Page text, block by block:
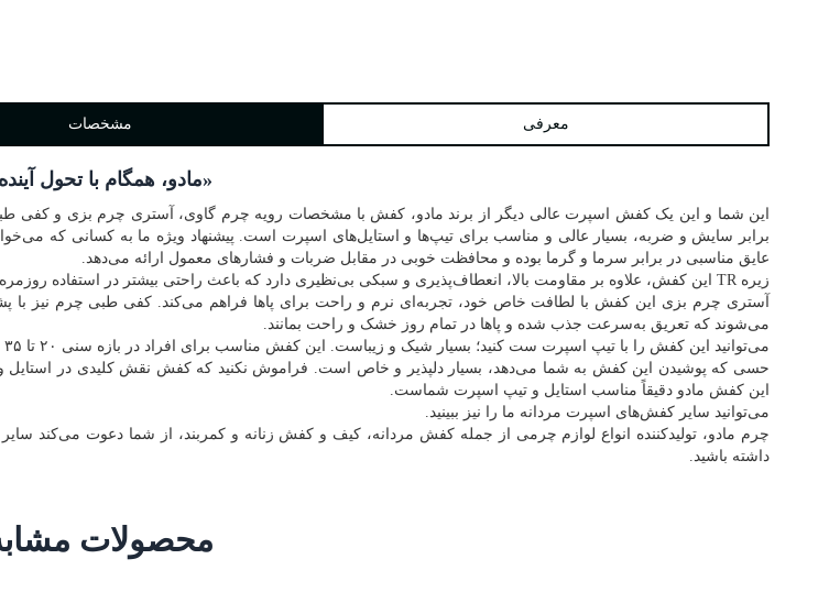
معرفی مشخصات
«مادو، همگام با تحول
برابر سایش و ضربه، بسیار عالی و مناسب برای تیپ‌ها و استایل‌های اسپرت است. پیشنهاد ویژه ما به کسانی که
عایق مناسبی در برابر سرما و گرما بوده و محافظت خوبی در مقابل ضربات و فشارهای معمول ارائه می‌دهد.
زیره TR این کفش، علاوه بر مقاومت بالا، انعطاف‌پذیری و سبکی بی‌نظیری دارد که باعث راحتی بیشتر در استفاده روزمره می‌شود.
آستری چرم بزی این کفش با لطافت خاص خود، تجربه‌ای نرم و راحت برای پاها فراهم می‌کند. کفی طبی چرم نیز با
می‌شوند که تعریق به‌سرعت جذب شده و پاها در تمام روز خشک و راحت بمانند.
می‌توانید این کفش را با تیپ اسپرت ست کنید؛ بسیار شیک و زیباست. این کفش مناسب برای افراد در بازه سنی ۲۰ تا ۳۵ سال است. از یک کفش روزمره، منعطف و اسپرت لذت ببرید.
حسی که پوشیدن این کفش به شما می‌دهد، بسیار دلپذیر و خاص است. فراموش نکنید که کفش نقش کلیدی در استایل
این کفش مادو دقیقاً مناسب استایل و تیپ اسپرت شماست.
می‌توانید سایر کفش‌های اسپرت مردانه ما را نیز ببینید.
چرم مادو، تولیدکننده انواع لوازم چرمی از جمله کفش مردانه، کیف و کفش زنانه و کمربند، از شما دعوت می‌کند
داشته باشید.
محصولات